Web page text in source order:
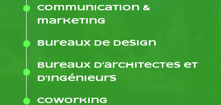
communication &
marketing
Bureaux de design
Bureaux d’architectes et
d’ingénieurs
Coworking